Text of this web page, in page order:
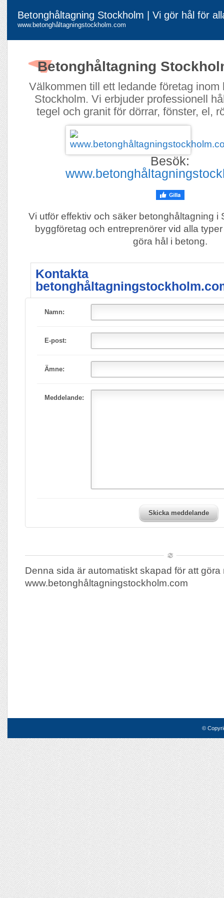
Betonghåltagning Stockholm | Vi gör hål för
www.betonghåltagningstockholm.com
Betonghåltagning
Välkommen till ett ledande företag inom
Stockholm. Vi erbjuder professionell
tegel och granit för dörrar, fönster, el,
Besök:
Vi utför effektiv och säker betonghåltagning i
byggföretag och entreprenörer vid alla
göra hål i betong.
Kontakta
Namn:
E-post:
Ämne:
Meddelande:
Skicka meddelande
Denna sida är automatiskt skapad för att göra
www.betonghåltagningstockholm.com
©